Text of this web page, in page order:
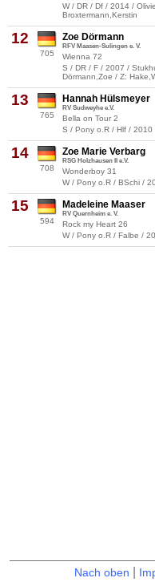
W / DR / Df / 2014 /
Broxtermann,Kerstin
12
705
Zoe Dörmann
RFV Maasen-Sulingen e. V.
Wienna 72
S / DR / F / 2007 /
Dörmann,Zoe / Z:
13
765
Hannah Hülsmeyer
RV Sudweyhe e.V.
Bella on Tour 2
S / Pony o.R / Hlf / 2010
14
708
Zoe Marie Verbarg
RSG Holzhausen II e.V.
Wonderboy 31
W / Pony o.R / BSchi /
15
594
Madeleine Maaser
RV Quernheim e. V.
Rock my Heart 26
W / Pony o.R / Falbe /
Nach oben